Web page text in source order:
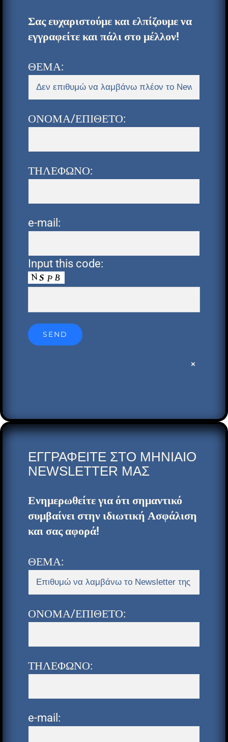
Σας ευχαριστούμε και ελπίζουμε να
εγγραφείτε και πάλι στο μέλλον!
ΘΕΜΑ:
ΟΝΟΜΑ/ΕΠΙΘΕΤΟ:
ΤΗΛΕΦΩΝΟ:
e-mail:
Input this code:
×
ΕΓΓΡΑΦEITE ΣΤΟ ΜΗΝΙΑΙΟ
NEWSLETTER ΜΑΣ
Ενημερωθείτε για ότι σημαντικό
συμβαίνει στην ιδιωτική Ασφάλιση
και σας αφορά!
ΘΕΜΑ:
ΟΝΟΜΑ/ΕΠΙΘΕΤΟ:
ΤΗΛΕΦΩΝΟ:
e-mail: